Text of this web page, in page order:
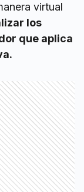
virtual
los
que aplica